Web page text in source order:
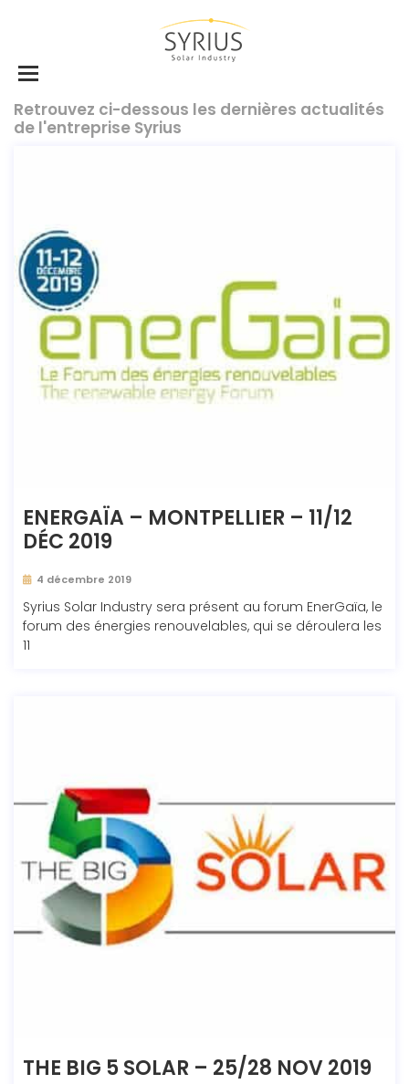
Retrouvez ci-dessous les dernières actualités
de l'entreprise Syrius
ENERGAÏA – MONTPELLIER – 11/12
DÉC 2019
4 décembre 2019
Syrius Solar Industry sera présent au forum EnerGaïa, le
forum des énergies renouvelables, qui se déroulera les
11
THE BIG 5 SOLAR – 25/28 NOV 2019